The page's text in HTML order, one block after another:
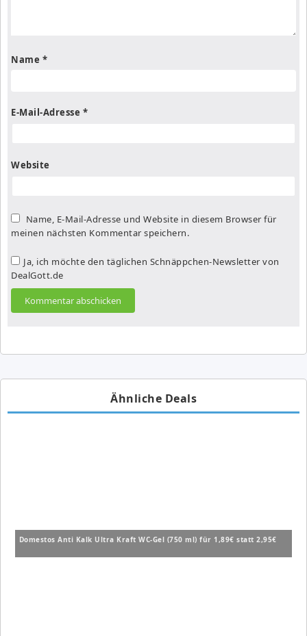
Name *
E-Mail-Adresse *
Website
Name, E-Mail-Adresse und Website in diesem Browser für
meinen nächsten Kommentar speichern.
Ja, ich möchte den täglichen Schnäppchen-Newsletter von
DealGott.de
Ähnliche Deals
Domestos Anti Kalk Ultra Kraft WC-Gel (750 ml) für 1,89€ statt 2,95€